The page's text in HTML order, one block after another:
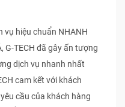
hiệu chuẩn NHANH
G-TECH đã gây ấn tượng
dịch vụ nhanh nhất
cam kết với khách
cầu của khách hàng